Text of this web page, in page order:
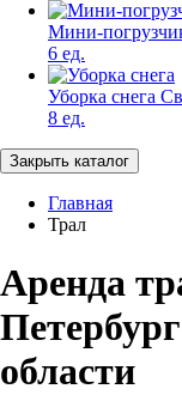
Мини-
6 ед.
Уборка снега
8 ед.
Закрыть каталог
Главная
Трал
Аренда
области